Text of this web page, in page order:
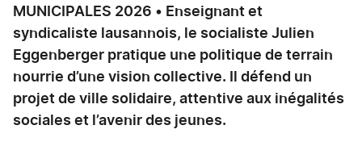
MUNICIPALES 2026 • Enseignant et
syndicaliste lausannois, le socialiste Julien
Eggenberger pratique une politique de terrain
nourrie d’une vision collective. Il défend un
projet de ville solidaire, attentive aux inégalités
sociales et l’avenir des jeunes.